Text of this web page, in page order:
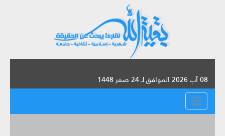
08 آب 2026 الموافق لـ 24 صفر 1448
القائمة